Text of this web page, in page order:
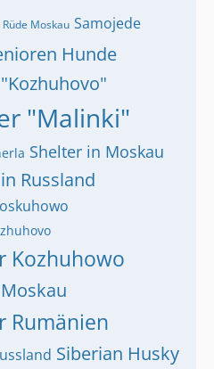
Rüde Moskau Samojede
Hunde
"Malinki"
Shelter in Moskau
Russland
Kozhuhowo
Rumänien
Siberian Husky